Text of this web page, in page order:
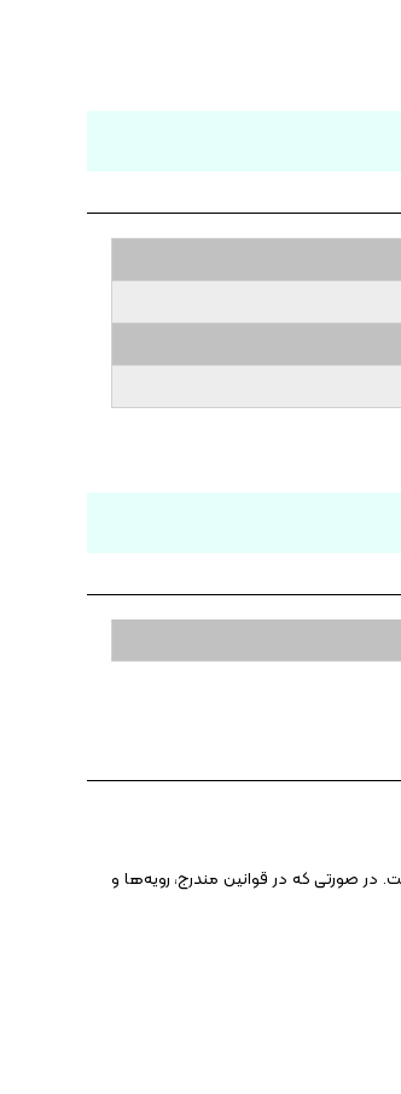
در صورتی که در قوانین مندرج، رویه‏‌ها و